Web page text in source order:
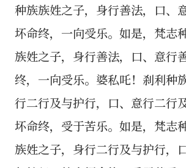
种族族姓之子，身行善法，口、
坏命终，一向受乐。如是，梵志
族姓之子，身行善法，口、意行
终，一向受乐。婆私吒！刹利种
行二行及与护行，口、意行二行
坏命终，受于苦乐。如是，梵志
族姓之子，身行二行及与护行，